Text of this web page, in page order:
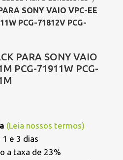
SONY VAIO VPC-EE
PCG-71812V PCG-
PARA SONY VAIO
PCG-71911W PCG-
(Leia nossos termos)
1 e 3 dias
a taxa de 23%